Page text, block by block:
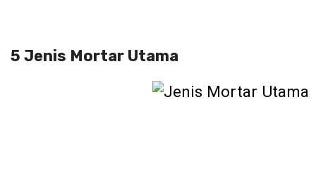
5 Jenis Mortar Utama